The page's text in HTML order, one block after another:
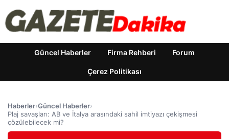
Güncel Haberler Firma Rehberi Forum
Çerez Politikası
Haberler›Güncel Haberler›
Plaj savaşları: AB ve İtalya arasındaki sahil imtiyazı çekişmesi
çözülebilecek mi?